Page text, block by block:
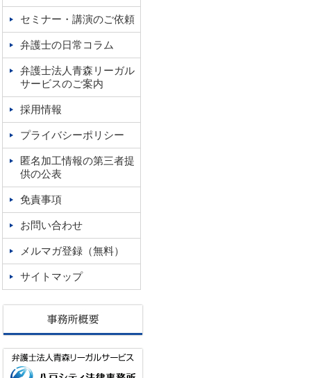
セミナー・講演のご依頼
弁護士の日常コラム
弁護士法人青森リーガル
サービスのご案内
採用情報
プライバシーポリシー
匿名加工情報の第三者提
供の公表
免責事項
お問い合わせ
メルマガ登録（無料）
サイトマップ